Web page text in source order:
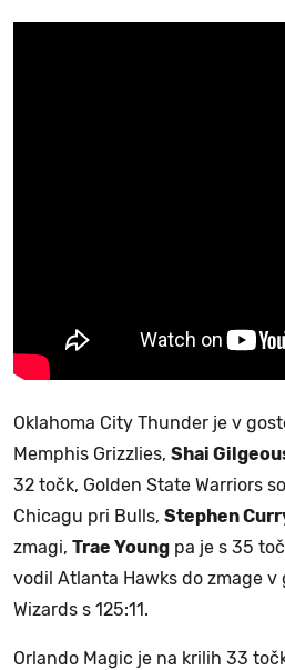
Oklahoma City Thunder je v
Memphis Grizzlies, Shai
32 točk, Golden State Warriors
Chicagu pri Bulls, Stephen
zmagi, Trae Young pa je s 35
vodil Atlanta Hawks do zmage
Wizards s 125:11.
Orlando Magic je na krilih 33